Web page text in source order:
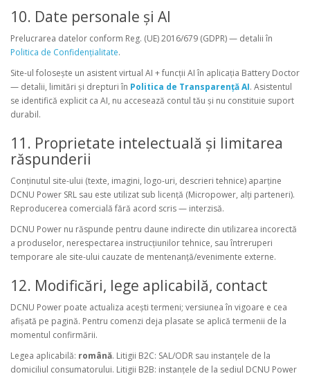
10. Date personale și AI
Prelucrarea datelor conform Reg. (UE) 2016/679 (GDPR) — detalii în
Politica de Confidențialitate.
Site-ul folosește un asistent virtual AI + funcții AI în aplicația Battery Doctor
— detalii, limitări și drepturi în Politica de Transparență AI. Asistentul
se identifică explicit ca AI, nu accesează contul tău și nu constituie suport
durabil.
11. Proprietate intelectuală și limitarea
răspunderii
Conținutul site-ului (texte, imagini, logo-uri, descrieri tehnice) aparține
DCNU Power SRL sau este utilizat sub licență (Micropower, alți parteneri).
Reproducerea comercială fără acord scris — interzisă.
DCNU Power nu răspunde pentru daune indirecte din utilizarea incorectă
a produselor, nerespectarea instrucțiunilor tehnice, sau întreruperi
temporare ale site-ului cauzate de mentenanță/evenimente externe.
12. Modificări, lege aplicabilă, contact
DCNU Power poate actualiza acești termeni; versiunea în vigoare e cea
afișată pe pagină. Pentru comenzi deja plasate se aplică termenii de la
momentul confirmării.
Legea aplicabilă: română. Litigii B2C: SAL/ODR sau instanțele de la
domiciliul consumatorului. Litigii B2B: instanțele de la sediul DCNU Power